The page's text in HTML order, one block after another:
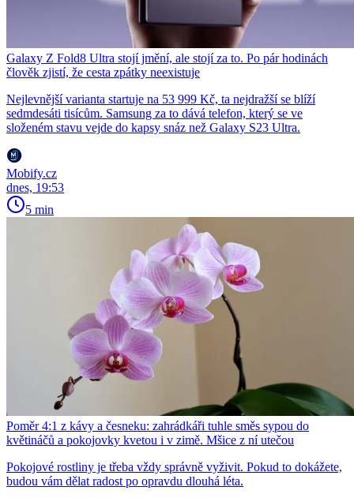
Galaxy Z Fold8 Ultra stojí jmění, ale stojí za to. Po pár hodinách
člověk zjistí, že cesta zpátky neexistuje
Nejlevnější varianta startuje na 53 999 Kč, ta nejdražší se blíží
sedmdesáti tisícům. Samsung za to dává telefon, který se ve
složeném stavu vejde do kapsy snáz než Galaxy S23 Ultra.
Mobify.cz
dnes, 19:53
5 min
Poměr 4:1 z kávy a česneku: zahrádkáři tuhle směs sypou do
květináčů a pokojovky kvetou i v zimě. Mšice z ní utečou
Pokojové rostliny je třeba vždy správně vyživit. Pokud to dokážete,
budou vám dělat radost po opravdu dlouhá léta.